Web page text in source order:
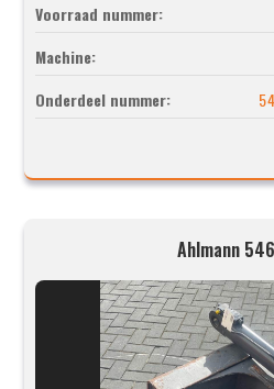
Voorraad nummer:
Machine:
Onderdeel nummer:
Ahlmann